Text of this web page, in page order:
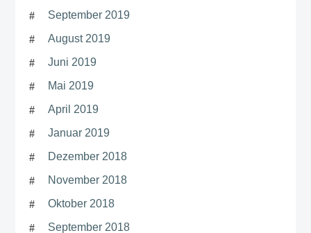
September 2019
August 2019
Juni 2019
Mai 2019
April 2019
Januar 2019
Dezember 2018
November 2018
Oktober 2018
September 2018